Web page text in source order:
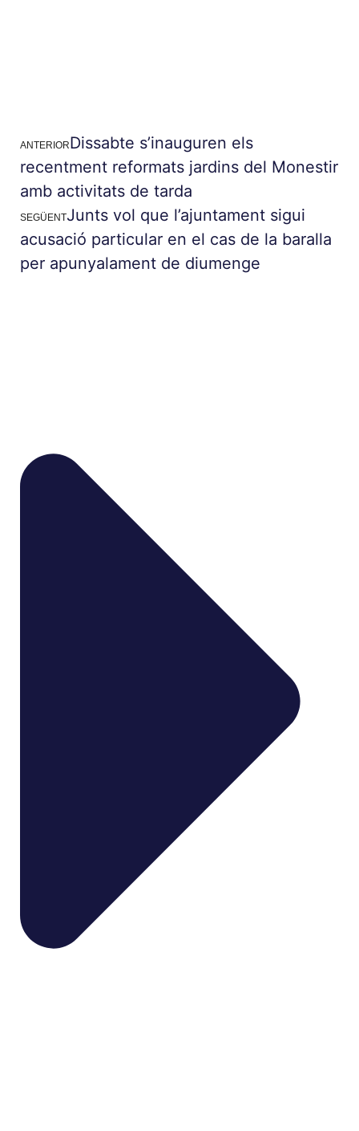
ANTERIORDissabte s’inauguren els
recentment reformats jardins del Monestir
amb activitats de tarda
SEGÜENTJunts vol que l’ajuntament sigui
acusació particular en el cas de la baralla
per apunyalament de diumenge